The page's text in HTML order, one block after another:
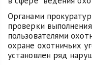
Органами
проверки
пользователями
охране охотничьих
установлен ряд